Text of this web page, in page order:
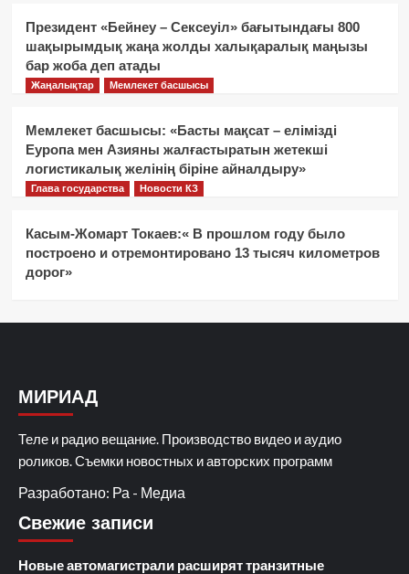
Президент «Бейнеу – Сексеуіл» бағытындағы 800
шақырымдық жаңа жолды халықаралық маңызы
бар жоба деп атады
Жаңалықтар Мемлекет басшысы
Мемлекет басшысы: «Басты мақсат – елімізді
Еуропа мен Азияны жалғастыратын жетекші
логистикалық желінің біріне айналдыру»
Глава государства Новости КЗ
Касым-Жомарт Токаев:« В прошлом году было
построено и отремонтировано 13 тысяч километров
дорог»
МИРИАД
Теле и радио вещание. Производство видео и аудио
роликов. Съемки новостных и авторских программ
Разработано: Ра - Медиа
Свежие записи
Новые автомагистрали расширят транзитные